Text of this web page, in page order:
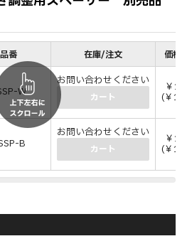
品番 在庫/注文 価格(
W
お問い合わせください
カート
￥
(￥
B
お問い合わせください
カート
￥
(￥